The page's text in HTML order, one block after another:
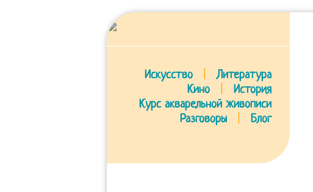
Искусство
Литература
Кино
История
Курс акварельной живописи
Разговоры
Блог